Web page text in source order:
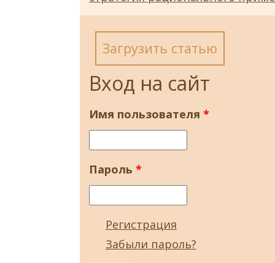
Загрузить статью
Вход на сайт
Имя пользователя *
Пароль *
Регистрация
Забыли пароль?